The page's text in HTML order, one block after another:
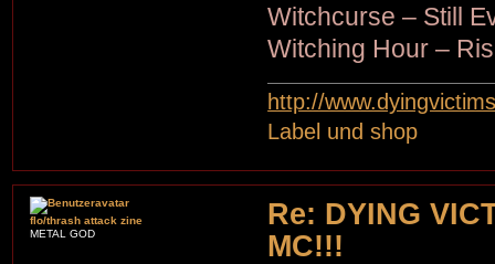
Witchcurse – Still
Witching Hour –
http://
Label und shop
Re: DYING
MC!!!
flo/thrash attack zine
METAL GOD